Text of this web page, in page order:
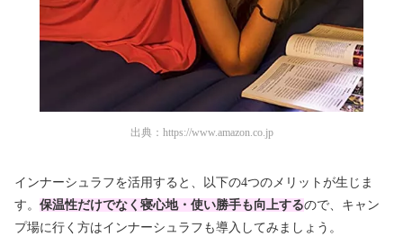
出典： https://www.amazon.co.jp
インナーシュラフを活用すると、以下の4つのメリットが生じま
す。 保温性だけでなく寝心地・使い勝手も向上するので、キャン
プ場に行く方はインナーシュラフも導入してみましょう。